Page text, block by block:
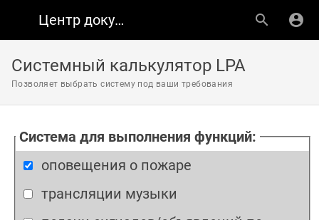
Центр документации ЛУИС+
Системный калькулятор LPA
Позволяет выбрать систему под ваши требования
Система для выполнения функций:
оповещения о пожаре
трансляции музыки